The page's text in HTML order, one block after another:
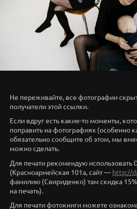
Не переживайте, все фотографии
получатели этой ссылки.
Если вдруг есть какие-то моменты,
поправить на фотографиях (особенно
обязательно сообщите об этом, мы
можно сделать.
Для печати рекомендую использовать
(Красноармейская 101а, сайт — http://
фамилию (Свириденко) там скидка
на печать).
Для печати фотокниги можете